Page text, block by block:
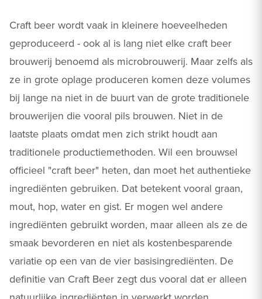
Craft beer wordt vaak in kleinere hoeveelheden
geproduceerd - ook al is lang niet elke craft beer
brouwerij benoemd als microbrouwerij. Maar zelfs als
ze in grote oplage produceren komen deze volumes
bij lange na niet in de buurt van de grote traditionele
brouwerijen die vooral pils brouwen. Niet in de
laatste plaats omdat men zich strikt houdt aan
traditionele productiemethoden. Wil een brouwsel
officieel "craft beer" heten, dan moet het authentieke
ingrediënten gebruiken. Dat betekent vooral graan,
mout, hop, water en gist. Er mogen wel andere
ingrediënten gebruikt worden, maar alleen als ze de
smaak bevorderen en niet als kostenbesparende
variatie op een van de vier basisingrediënten. De
definitie van Craft Beer zegt dus vooral dat er alleen